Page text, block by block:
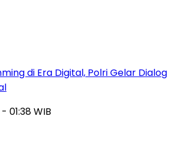
di Era Digital, Polri Gelar Dialog
01:38 WIB